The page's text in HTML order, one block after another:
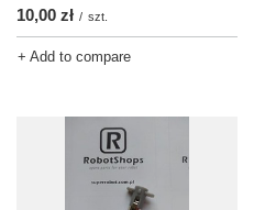
10,00 zł / szt.
+ Add to compare